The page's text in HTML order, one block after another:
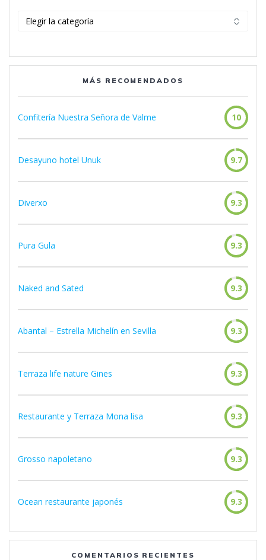
MÁS RECOMENDADOS
Confitería Nuestra Señora de Valme 10
Desayuno hotel Unuk 9.7
Diverxo 9.3
Pura Gula 9.3
Naked and Sated 9.3
Abantal – Estrella Michelín en Sevilla 9.3
Terraza life nature Gines 9.3
Restaurante y Terraza Mona lisa 9.3
Grosso napoletano 9.3
Ocean restaurante japonés 9.3
COMENTARIOS RECIENTES